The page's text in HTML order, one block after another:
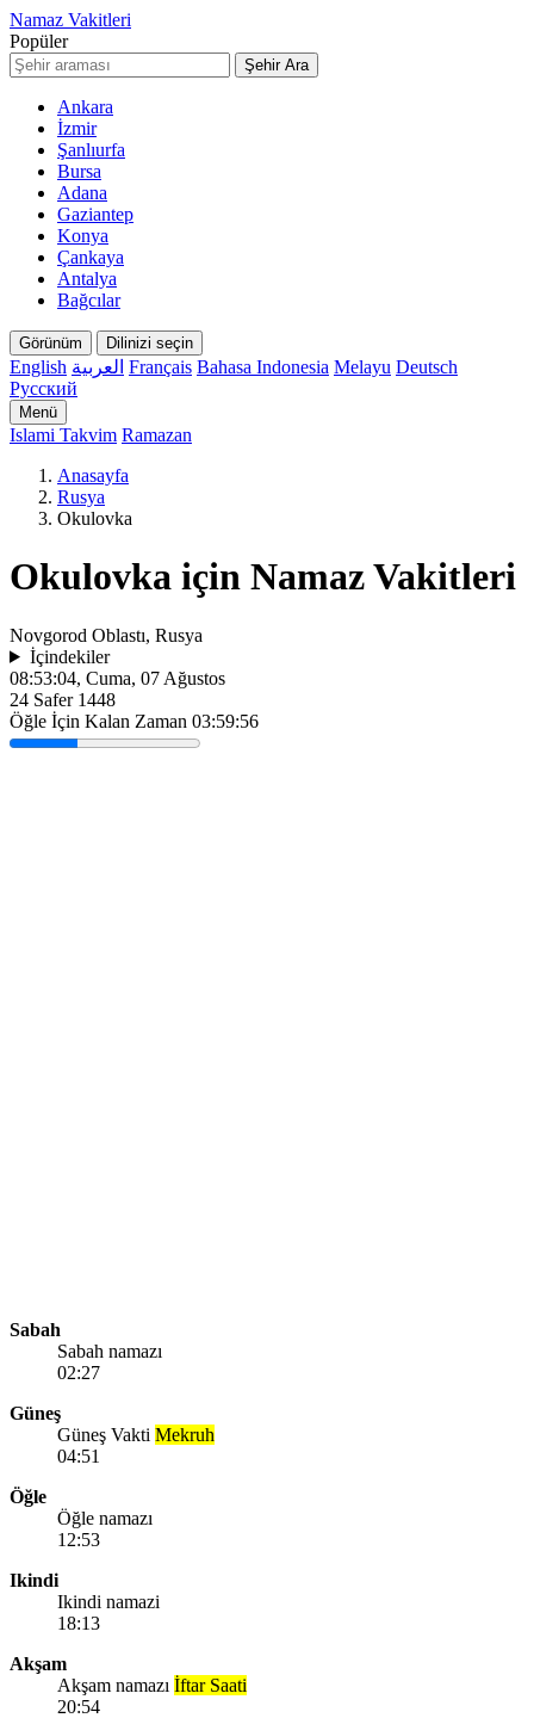
Namaz Vakitleri
Popüler
Şehir Ara
Ankara
İzmir
Şanlıurfa
Bursa
Adana
Gaziantep
Konya
Çankaya
Antalya
Bağcılar
Görünüm Dilinizi seçin
English العربية Français Bahasa Indonesia Melayu Deutsch
Русский
Menü
Islami Takvim Ramazan
Anasayfa
Rusya
Okulovka
Okulovka için Namaz Vakitleri
Novgorod Oblastı, Rusya
İçindekiler
08:53:04, Cuma, 07 Ağustos
24 Safer 1448
Öğle İçin Kalan Zaman 03:59:56
Sabah
Sabah namazı
02:27
Güneş
Güneş Vakti Mekruh
04:51
Öğle
Öğle namazı
12:53
Ikindi
Ikindi namazi
18:13
Akşam
Akşam namazı İftar Saati
20:54